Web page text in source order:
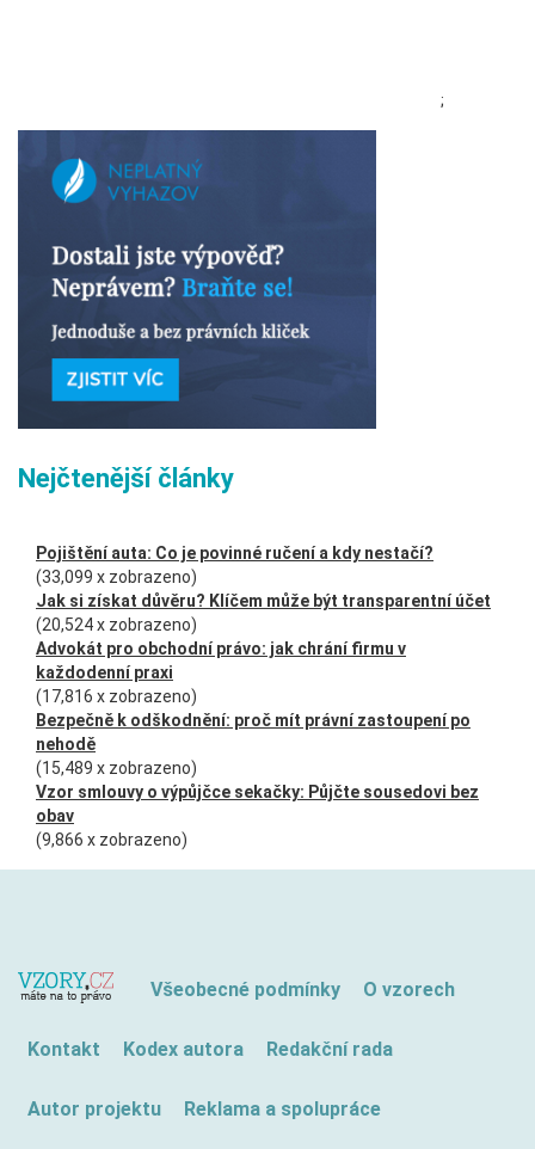
;
Nejčtenější články
Pojištění auta: Co je povinné ručení a kdy nestačí?
(33,099 x zobrazeno)
Jak si získat důvěru? Klíčem může být transparentní účet
(20,524 x zobrazeno)
Advokát pro obchodní právo: jak chrání firmu v
každodenní praxi
(17,816 x zobrazeno)
Bezpečně k odškodnění: proč mít právní zastoupení po
nehodě
(15,489 x zobrazeno)
Vzor smlouvy o výpůjčce sekačky: Půjčte sousedovi bez
obav
(9,866 x zobrazeno)
Všeobecné podmínky O vzorech
Kontakt Kodex autora Redakční rada
Autor projektu Reklama a spolupráce